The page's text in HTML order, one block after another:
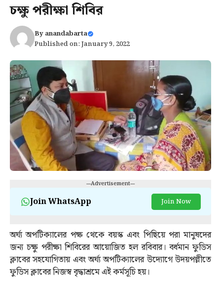
চক্ষু পরীক্ষা শিবির
Byanandabarta
Published on: January 9, 2022
---Advertisement---
Join WhatsApp Join Now
অর্ঘ্য অপটিক্যালের পক্ষ থেকে বয়স্ক এবং পিছিয়ে পরা মানুষদের
জন্য চক্ষু পরীক্ষা শিবিরের আয়োজিত হল রবিবার। বর্ধমান ফুডিস
ক্লাবের সহযোগিতায় এবং অর্ঘ্য অপটিক্যালের উদ্যোগে উদয়পল্লীতে
ফুডিস ক্লাবের নিজস্ব বৃদ্ধাশ্রমে এই কর্মসূচি হয়।